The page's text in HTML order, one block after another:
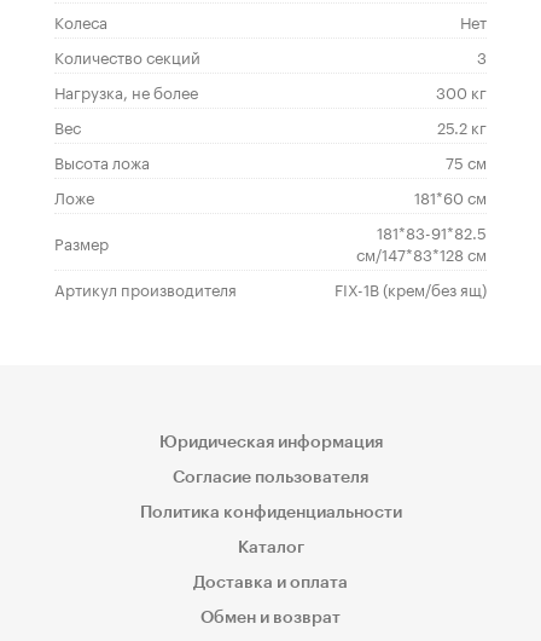
Колеса
Нет
Количество секций
3
Нагрузка, не более
300 кг
Вес
25.2 кг
Высота ложа
75 см
Ложе
181*60 см
Размер
181*83-91*82.5
см/147*83*128 см
Артикул производителя
FIX-1B (крем/без ящ)
Юридическая информация
Согласие пользователя
Политика конфиденциальности
Каталог
Доставка и оплата
Обмен и возврат